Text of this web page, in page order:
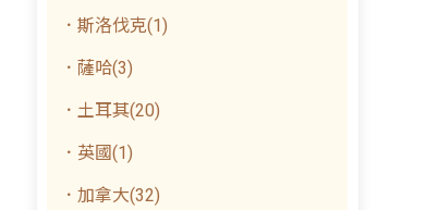
．斯洛伐克(1)
．薩哈(3)
．土耳其(20)
．英國(1)
．加拿大(32)